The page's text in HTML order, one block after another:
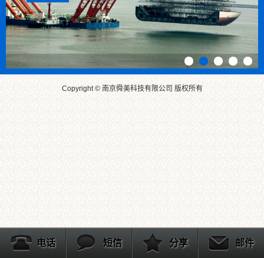
Copyright © 南京舜美科技有限公司 版权所有
电话 短信 分享 邮件